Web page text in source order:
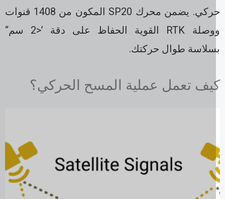
حركي. يضمن محرك SP20 المكون من 1408 قنوات
ووصلة RTK القوية الحفاظ على دقة ’<2 سم“
طوال حركتك.
تعمل عملية المسح الحركي؟